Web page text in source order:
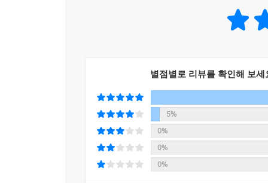
독자에게도 생활 속에서 바로 적용 가능한 전
노화를 늦추는 것을 넘어, 되돌리는 시대를 여는 안
『노화 치료의 시대』는 단지 건강 정보를 전
바꾸는 데까지 나아갈 수 있도록 이끄는 실천형 콘
별점별로 리뷰를 확인해 보세
5%
0%
0%
0%